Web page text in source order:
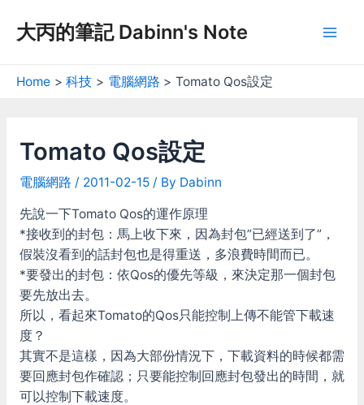
大丙的筆記 Dabinn's Note
Home 科技 電腦網路 Tomato Qos設定
Tomato Qos設定
電腦網路 / 2011-02-15 / By Dabinn
先說一下Tomato Qos的運作原理
*接收到的封包：馬上收下來，因為封包”已經送到了”，
假裝沒看到的話封包也是得重送，多浪費時間而已。
*要發出的封包：依Qos的優先等級，來決定那一個封包
要先放出去。
所以，看起來Tomato的Qos只能控制上傳不能管下載速
度？
其實不是這樣，因為大部份情況下，下載資料的時候都需
要回應封包作確認；只要能控制回應封包發出的時間，就
可以控制下載速度。